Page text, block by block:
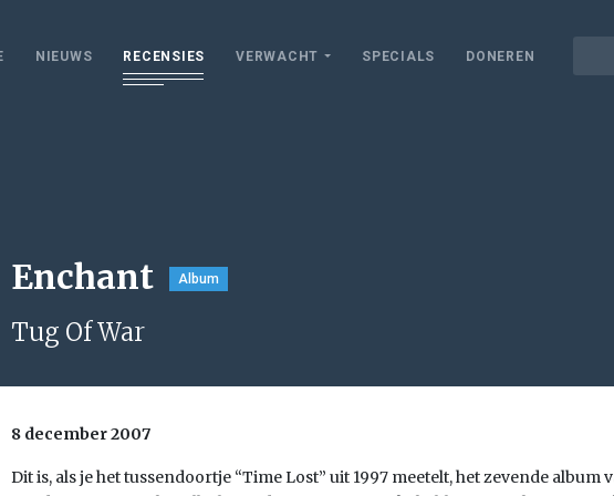
NIEUWS RECENSIES VERWACHT SPECIALS DONEREN
Enchant Album
Tug Of War
8 december 2007
Dit is, als je het tussendoortje “Time Lost” uit 1997 meetelt, het zevende album